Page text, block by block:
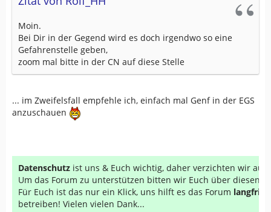
Moin.
Bei Dir in der Gegend wird es doch irgendwo so eine
Gefahrenstelle geben,
zoom mal bitte in der CN auf diese Stelle
... im Zweifelsfall empfehle ich, einfach mal Genf in der EGS
anzuschauen
Datenschutz ist uns & Euch wichtig, daher verzichten wir auf
Um das Forum zu unterstützen bitten wir Euch über diesen
Für Euch ist das nur ein Klick, uns hilft es das Forum
betreiben! Vielen vielen Dank...